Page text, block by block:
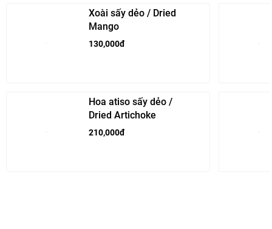
Xoài sấy dẻo / Dried
Mango
130,000đ
Hoa atiso sấy dẻo /
Dried Artichoke
210,000đ